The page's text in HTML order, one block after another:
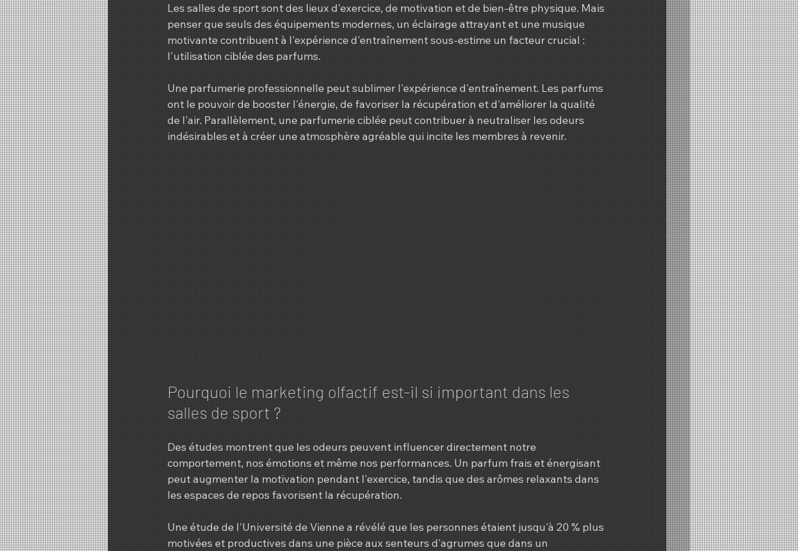
Les salles de sport sont des lieux d'exercice, de motivation et de bien-être physique. Mais
penser que seuls des équipements modernes, un éclairage attrayant et une musique
motivante contribuent à l'expérience d'entraînement sous-estime un facteur crucial :
l'utilisation ciblée des parfums.
Une parfumerie professionnelle peut sublimer l'expérience d'entraînement. Les parfums
ont le pouvoir de booster l'énergie, de favoriser la récupération et d'améliorer la qualité
de l'air. Parallèlement, une parfumerie ciblée peut contribuer à neutraliser les odeurs
indésirables et à créer une atmosphère agréable qui incite les membres à revenir.
Pourquoi le marketing olfactif est-il si important dans les
salles de sport ?
Des études montrent que les odeurs peuvent influencer directement notre
comportement, nos émotions et même nos performances. Un parfum frais et énergisant
peut augmenter la motivation pendant l'exercice, tandis que des arômes relaxants dans
les espaces de repos favorisent la récupération.
Une étude de l'Université de Vienne a révélé que les personnes étaient jusqu'à 20 % plus
motivées et productives dans une pièce aux senteurs d'agrumes que dans un